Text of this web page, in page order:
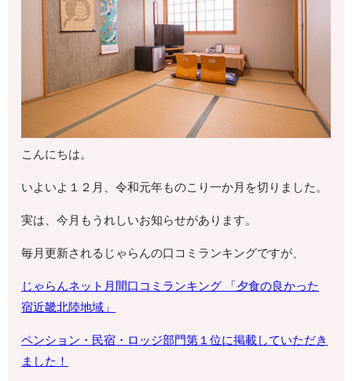
こんにちは。
いよいよ１２月、令和元年ものこり一か月を切りました。
実は、今月もうれしいお知らせがあります。
毎月更新されるじゃらんの口コミランキングですが、
じゃらんネット月間口コミランキング 「夕食の良かった
宿近畿北陸地域 」
ペンション・ 民宿・ロッジ部門第１位に掲載していただき
ました！